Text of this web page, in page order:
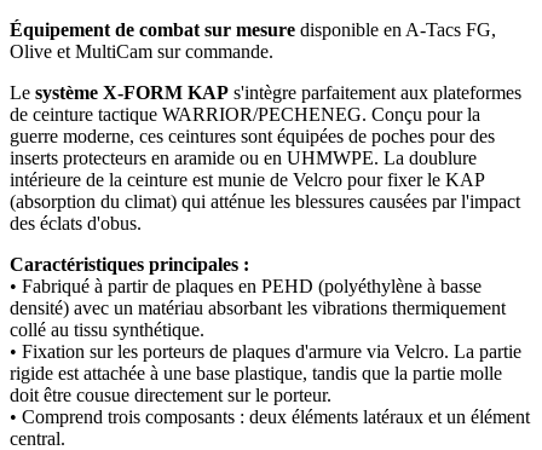
Équipement de combat sur mesure disponible en A-Tacs FG,
Olive et MultiCam sur commande.
Le système X-FORM KAP s'intègre parfaitement aux plateformes
de ceinture tactique WARRIOR/PECHENEG. Conçu pour la
guerre moderne, ces ceintures sont équipées de poches pour des
inserts protecteurs en aramide ou en UHMWPE. La doublure
intérieure de la ceinture est munie de Velcro pour fixer le KAP
(absorption du climat) qui atténue les blessures causées par l'impact
des éclats d'obus.
Caractéristiques principales :
• Fabriqué à partir de plaques en PEHD (polyéthylène à basse
densité) avec un matériau absorbant les vibrations thermiquement
collé au tissu synthétique.
• Fixation sur les porteurs de plaques d'armure via Velcro. La partie
rigide est attachée à une base plastique, tandis que la partie molle
doit être cousue directement sur le porteur.
• Comprend trois composants : deux éléments latéraux et un élément
central.